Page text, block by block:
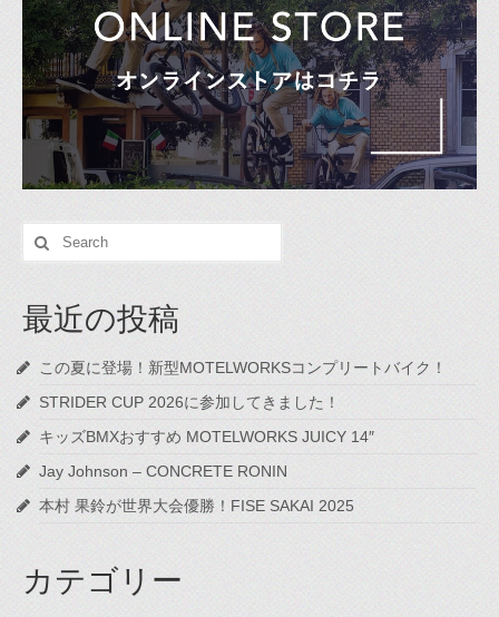
Search
for:
最近の投稿
この夏に登場！新型MOTELWORKSコンプリートバイク！
STRIDER CUP 2026に参加してきました！
キッズBMXおすすめ MOTELWORKS JUICY 14″
Jay Johnson – CONCRETE RONIN
本村 果鈴が世界大会優勝！FISE SAKAI 2025
カテゴリー